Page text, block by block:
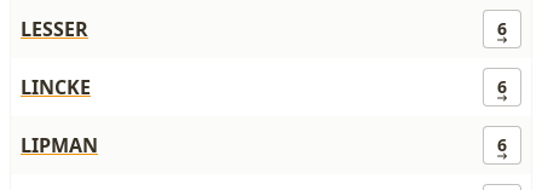
LESSER 6
LINCKE 6
LIPMAN 6